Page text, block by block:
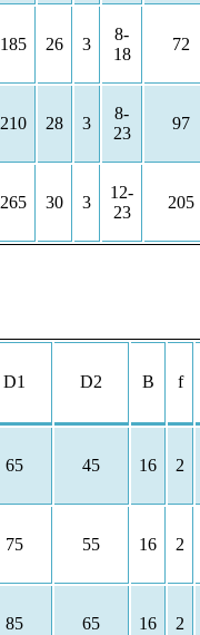
185 26 3
8-
18
72
210 28 3
8-
23
97
265 30 3
12-
23
205
D1 D2 B f
65 45 16 2
75 55 16 2
85 65 16 2